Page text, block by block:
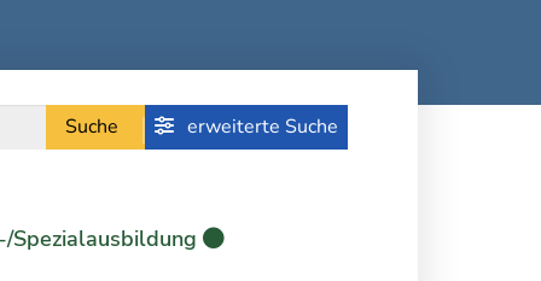
Suche erweiterte Suche
Spezialausbildung